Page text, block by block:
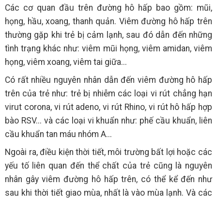
Các cơ quan đầu trên đường hô hấp bao gồm: mũi,
họng, hầu, xoang, thanh quản. Viêm đường hô hấp trên
thường gặp khi trẻ bị cảm lạnh, sau đó dẫn đến những
tình trạng khác như: viêm mũi họng, viêm amidan, viêm
họng, viêm xoang, viêm tai giữa...
Có rất nhiều nguyên nhân dẫn đến viêm đường hô hấp
trên của trẻ như: trẻ bị nhiễm các loại vi rút chẳng hạn
virut corona, vi rút adeno, vi rút Rhino, vi rút hô hấp hợp
bào RSV... và các loại vi khuẩn như: phế cầu khuẩn, liên
cầu khuẩn tan máu nhóm A...
Ngoài ra, điều kiện thời tiết, môi trường bất lợi hoặc các
yếu tố liên quan đến thể chất của trẻ cũng là nguyên
nhân gây viêm đường hô hấp trên, có thể kể đến như
sau khi thời tiết giao mùa, nhất là vào mùa lạnh. Và các